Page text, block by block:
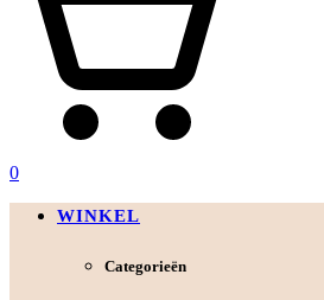
0
WINKEL
Categorieën